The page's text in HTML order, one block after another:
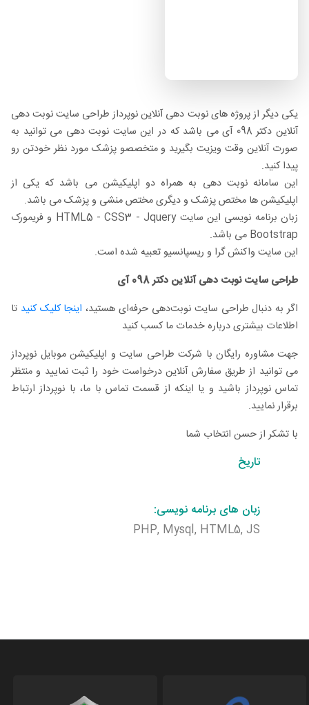
یکی دیگر از پروژه های نوبت دهی آنلاین نوپرداز طراحی سایت نوبت دهی
آنلاین دکتر 098 آی می باشد که در این سایت نوبت دهی می توانید به
صورت آنلاین وقت ویزیت بگیرید و متخصصو پزشک مورد نظر خودتن رو
پیدا کنید.
این سامانه نوبت دهی به همراه دو اپلیکیشن می باشد که یکی از
اپلیکیشن ها مختص پزشک و دیگری مختص منشی و پزشک می باشد.
زبان برنامه نویسی این سایت HTML5 - CSS3 - Jquery و فریمورک
Bootstrap می باشد.
این سایت واکنش گرا و ریسپانسیو تعبیه شده است.
طراحی سایت نوبت دهی آنلاین دکتر 098 آی
اگر به دنبال طراحی سایت نوبت‌دهی حرفه‌ای هستید، اینجا کلیک کنید تا
اطلاعات بیشتری درباره خدمات ما کسب کنید
جهت مشاوره رایگان با شرکت طراحی سایت و اپلیکیشن موبایل نوپرداز
می توانید از طریق سفارش آنلاین درخواست خود را ثبت نمایید و منتظر
تماس نوپرداز باشید و یا اینکه از قسمت تماس با ما، با نوپرداز ارتباط
برقرار نمایید.
با تشکر از حسن انتخاب شما
تاریخ
زبان های برنامه نویسی:
PHP, Mysql, HTML5, JS